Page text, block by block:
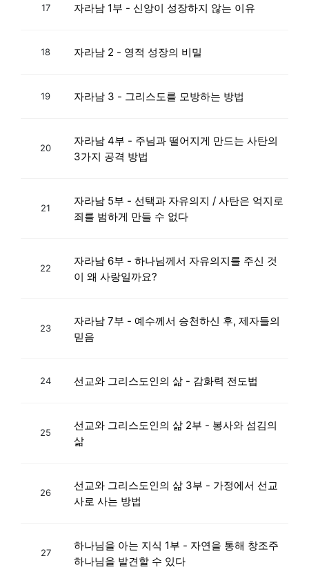
17 자라남 1부 - 신앙이 성장하지 않는 이유
18 자라남 2 - 영적 성장의 비밀
19 자라남 3 - 그리스도를 모방하는 방법
20
자라남 4부 - 주님과 떨어지게 만드는 사탄의
3가지 공격 방법
21
자라남 5부 - 선택과 자유의지 / 사탄은 억지로
죄를 범하게 만들 수 없다
22
자라남 6부 - 하나님께서 자유의지를 주신 것
이 왜 사랑일까요?
23
자라남 7부 - 예수께서 승천하신 후, 제자들의
믿음
24 선교와 그리스도인의 삶 - 감화력 전도법
25
선교와 그리스도인의 삶 2부 - 봉사와 섬김의
삶
26
선교와 그리스도인의 삶 3부 - 가정에서 선교
사로 사는 방법
27
하나님을 아는 지식 1부 - 자연을 통해 창조주
하나님을 발견할 수 있다